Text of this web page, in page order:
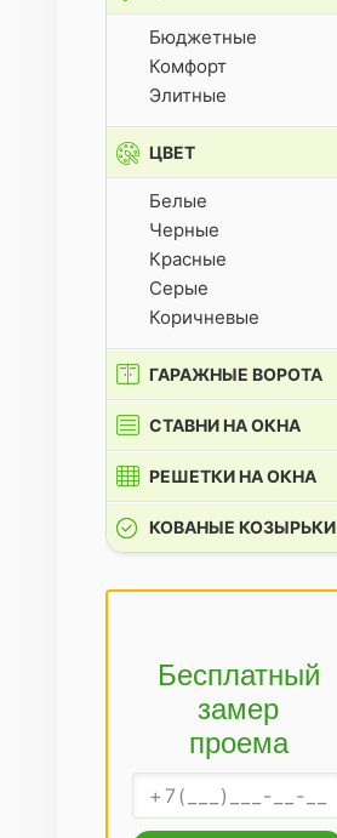
Бюджетные
Комфорт
Элитные
ЦВЕТ
Белые
Черные
Красные
Серые
Коричневые
ГАРАЖНЫЕ ВОРОТА
СТАВНИ НА ОКНА
РЕШЕТКИ НА ОКНА
КОВАНЫЕ КОЗЫРЬКИ
Бесплатный
замер
проема